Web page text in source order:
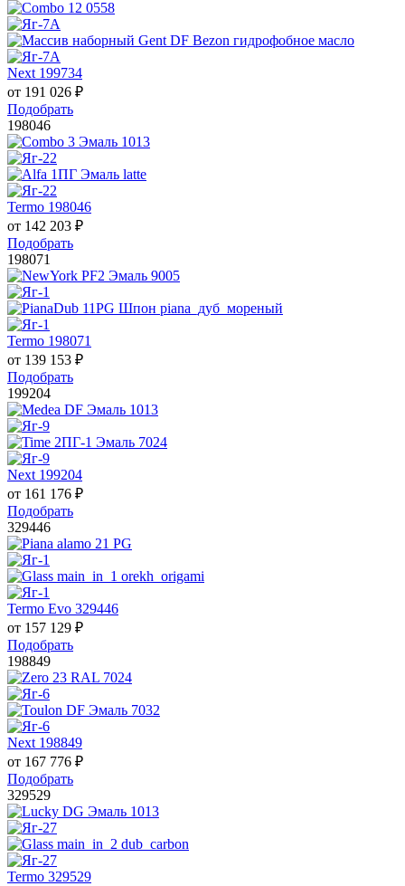
Next 199734
от 191 026 ₽
Подобрать
198046
Termo 198046
от 142 203 ₽
Подобрать
198071
Termo 198071
от 139 153 ₽
Подобрать
199204
Next 199204
от 161 176 ₽
Подобрать
329446
Termo Evo 329446
от 157 129 ₽
Подобрать
198849
Next 198849
от 167 776 ₽
Подобрать
329529
Termo 329529